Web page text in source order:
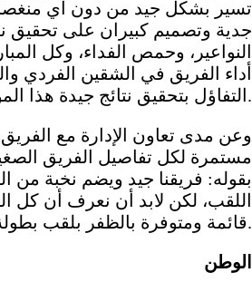
تسير بشكل جيد من دون أي
جدية وتصميم كبيران على تحقيق
النواعير، وحمص الفداء، وكل
أداء الفريق في الشقين الفردي
التفاؤل بتحقيق نتائج جيدة هذا الموسم رغم قوة المنافسة.
وعن مدى تعاون الإدارة مع
مستمرة لكل تفاصيل الفريق
بقوله: فريقنا جيد ويضم نخبة من
اللقب، لكن لابد أن نعرف أن
قائمة ومتوفرة بالظفر بلقب بطولة الدوري.
الوطن